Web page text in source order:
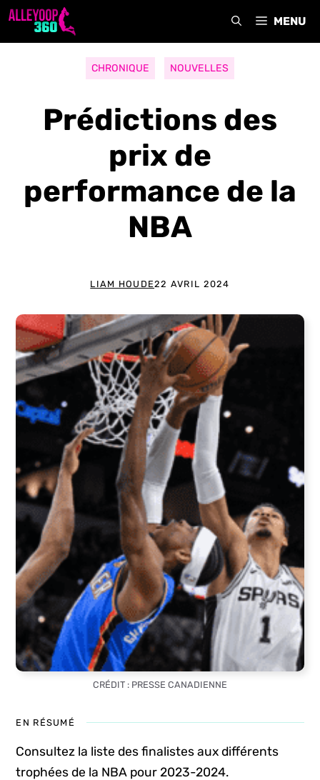
Aller
MENU
CHRONIQUE NOUVELLES
Prédictions des
prix de
performance de la
NBA
LIAM HOUDE22 AVRIL 2024
CRÉDIT : PRESSE CANADIENNE
EN RÉSUMÉ
Consultez la liste des finalistes aux différents
trophées de la NBA pour 2023-2024.